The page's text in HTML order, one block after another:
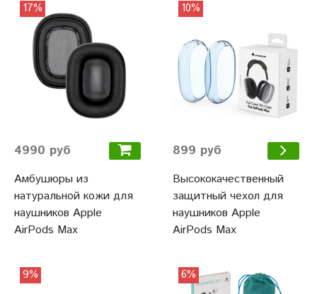
17%
4990 руб
Амбушюры из
натуральной кожи для
наушников Apple
AirPods Max
10%
899 руб
Высококачественный
защитный чехол для
наушников Apple
AirPods Max
9% 6%